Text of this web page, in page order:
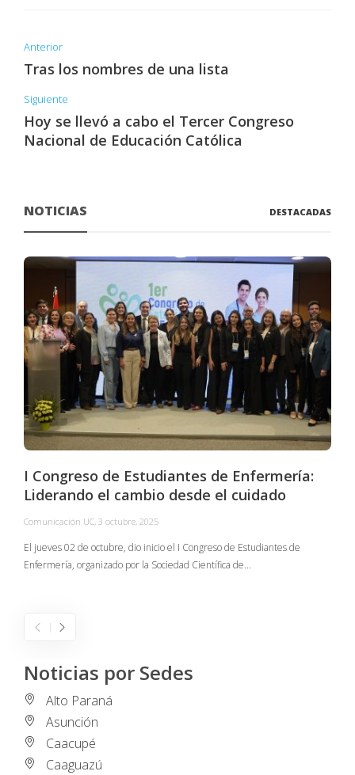
Anterior
Tras los nombres de una lista
Siguiente
Hoy se llevó a cabo el Tercer Congreso
Nacional de Educación Católica
NOTICIAS DESTACADAS
I Congreso de Estudiantes de Enfermería:
Liderando el cambio desde el cuidado
Comunicación UC, 3 octubre, 2025
El jueves 02 de octubre, dio inicio el I Congreso de Estudiantes de
Enfermería, organizado por la Sociedad Científica de…
Noticias por Sedes
Alto Paraná
Asunción
Caacupé
Caaguazú